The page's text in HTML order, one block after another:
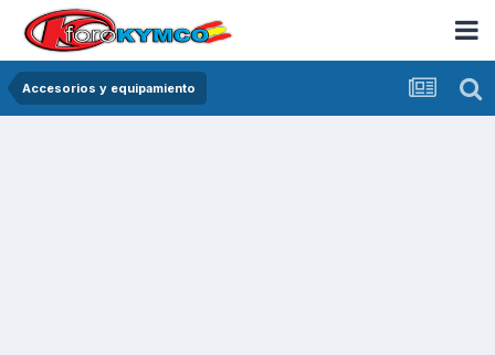
Accesorios y equipamiento